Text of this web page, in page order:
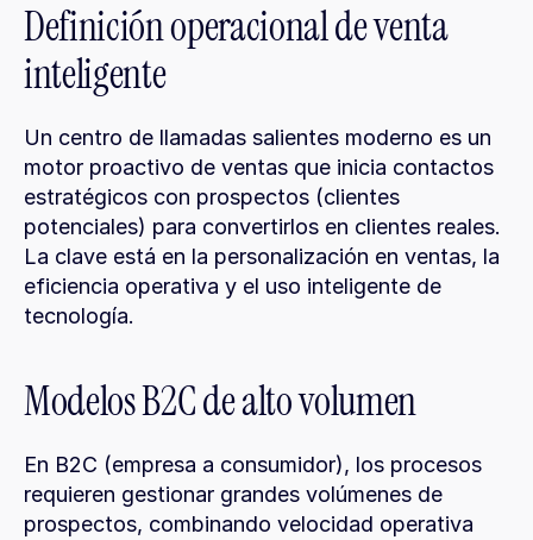
Definición operacional de venta
inteligente
Un centro de llamadas salientes moderno es un
motor proactivo de ventas que inicia contactos
estratégicos con prospectos (clientes
potenciales) para convertirlos en clientes reales.
La clave está en la personalización en ventas, la
eficiencia operativa y el uso inteligente de
tecnología.
Modelos B2C de alto volumen
En B2C (empresa a consumidor), los procesos
requieren gestionar grandes volúmenes de
prospectos, combinando velocidad operativa